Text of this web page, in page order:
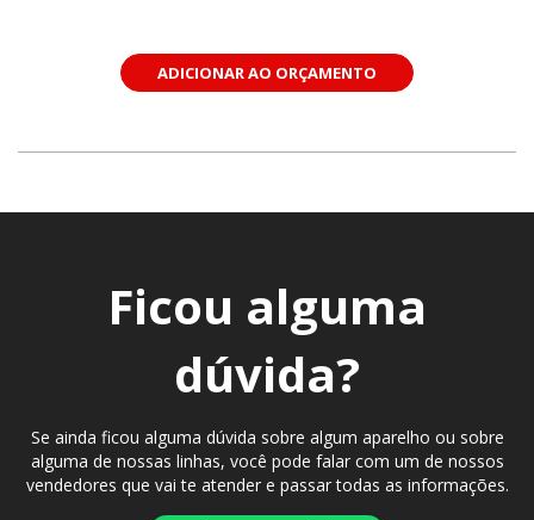
ADICIONAR AO ORÇAMENTO
Ficou alguma
dúvida?
Se ainda ficou alguma dúvida sobre algum aparelho ou sobre
alguma de nossas linhas, você pode falar com um de nossos
vendedores que vai te atender e passar todas as informações.